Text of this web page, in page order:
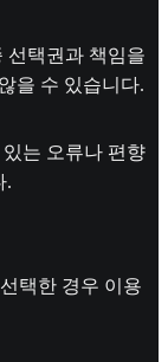
선택권과 책임을
을 수 있습니다.
는 오류나 편향
.
택한 경우 이용